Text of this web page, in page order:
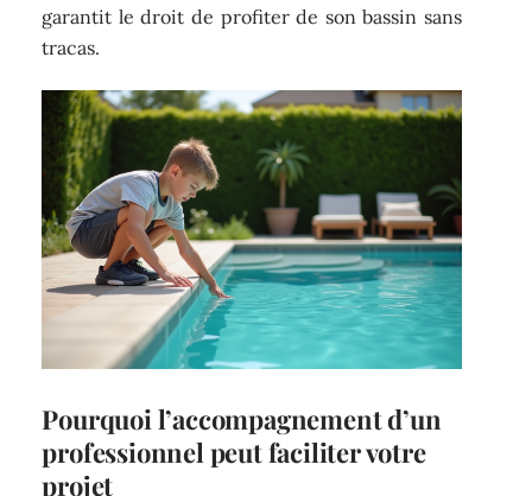
garantit le droit de profiter de son bassin sans
tracas.
Pourquoi l’accompagnement d’un
professionnel peut faciliter votre
projet